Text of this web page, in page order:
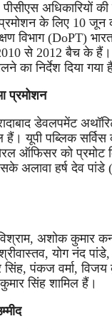
पीसीएस अधिकारियों
के लिए 10 जून
विभाग (DoPT)
से 2012 बैच के
का निर्देश दिया गया
प्रमोशन
डेवलपमेंट
यूपी पब्लिक
ऑफिसर को
अलावा हर्ष देव
अशोक कुमार
योग नंद
सिंह, पंकज वर्मा,
सिंह शामिल हैं।